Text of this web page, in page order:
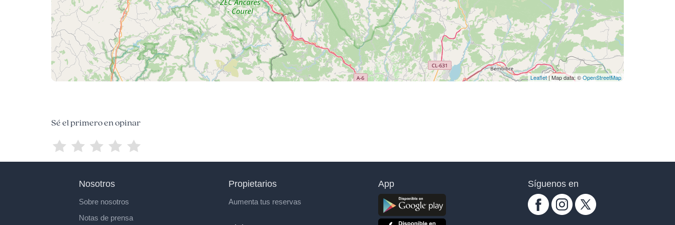
Leaflet| Map data: ©OpenStreetMap
Sé el primero en opinar
Nosotros
Sobre nosotros
Notas de prensa
Propietarios
Aumenta tus reservas
App Síguenos en